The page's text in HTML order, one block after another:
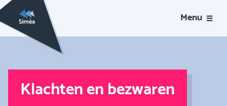
Menu
Klachten en bezwaren